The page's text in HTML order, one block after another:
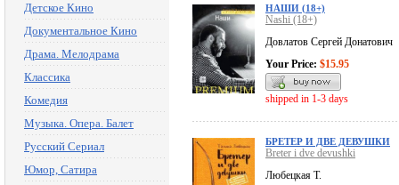
Детское Кино
Документальное Кино
Драма. Мелодрама
Классика
Комедия
Музыка. Опера. Балет
Русский Сериал
Юмор, Сатира
НАШИ (18+)
Nashi (18+)
Довлатов Сергей Донатович
Your Price: $15.95
shipped in 1-3 days
БРЕТЕР И ДВЕ ДЕВУШКИ
Breter i dve devushki
Любецкая Т.